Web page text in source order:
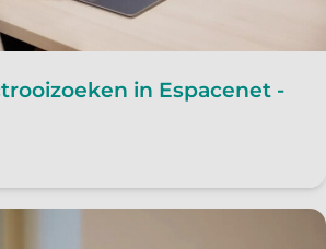
in Espacenet -